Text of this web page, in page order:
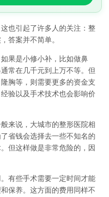
也引起了许多人的关注：整
答案并不简单。
果是小修小补，比如做鼻
常在几千元到上万不等。但
胸等，则需要更多的资金支
验以及手术技术也会影响价
来说，大城市的整形医院相
省钱会选择去一些不知名的
但这样做是非常危险的，因
有些手术需要一定时间才能
保养。这方面的费用同样不